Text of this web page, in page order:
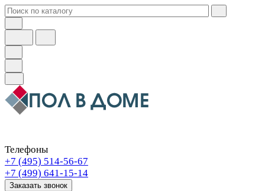
Телефоны
+7 (495) 514-56-67
+7 (499) 641-15-14
Заказать звонок